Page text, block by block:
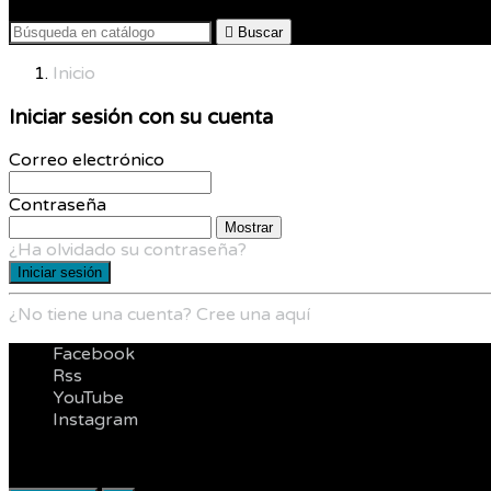
 Buscar
Inicio
Iniciar sesión con su cuenta
Correo electrónico
Contraseña
Mostrar
¿Ha olvidado su contraseña?
Iniciar sesión
¿No tiene una cuenta? Cree una aquí
Facebook
Rss
YouTube
Instagram